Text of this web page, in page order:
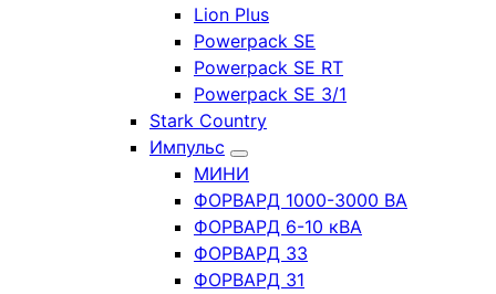
Lion Plus
Powerpack SE
Powerpack SE RT
Powerpack SE 3/1
Stark Country
Импульс
МИНИ
ФОРВАРД 1000-3000 ВА
ФОРВАРД 6-10 кВА
ФОРВАРД 33
ФОРВАРД 31